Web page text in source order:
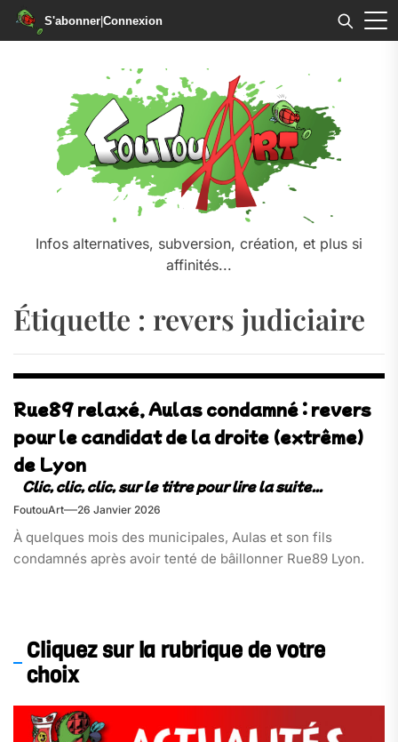
S'abonner|Connexion
Infos alternatives, subversion, création, et plus si
affinités...
Étiquette : revers judiciaire
Rue89 relaxé, Aulas condamné : revers
pour le candidat de la droite (extrême)
de Lyon
FoutouArt 26 Janvier 2026
À quelques mois des municipales, Aulas et son fils
condamnés après avoir tenté de bâillonner Rue89 Lyon.
Cliquez sur la rubrique de votre
choix